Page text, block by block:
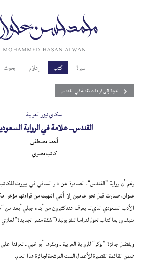
بحوث إعلام كتب سيرة
العودة إلى قراءات نقدية في القندس
سكاي نيوز العربية
القندس.. علامة في الرواية
أحمد مصطفى
كاتب مصري
رغم أن رواية ”القندس“، الصادرة عن دار الساقي في بيروت
علوان، صدرت قبل نحو عامين إلا أنني انتهيت من قراءتها مؤخرا
الأدب السعودي الذي لم يعرف عنه كثيرون من أبناء جيلي أبعد من
منيف وربما كتاب تحول لدراما تلفزيونية (”شقة مصر الجديدة“
وبفضل جائزة ”بوكر“ للرواية العربية ـ ومقرها أبو ظبي ـ تعرفنا
ضمن القائمة القصيرة للأعمال الست المرشحة لجائزة هذا العام.